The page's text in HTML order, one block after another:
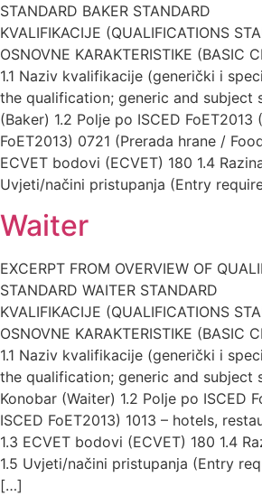
STANDARD BAKER STANDARD
KVALIFIKACIJE (QUALIFICATIONS
OSNOVNE KARAKTERISTIKE (BASIC
1.1 Naziv kvalifikacije (generički i
the qualification; generic and subject
(Baker) 1.2 Polje po ISCED FoET2013
FoET2013) 0721 (Prerada hrane /
ECVET bodovi (ECVET) 180 1.4
Uvjeti/načini pristupanja (Entry
Waiter
EXCERPT FROM OVERVIEW OF
STANDARD WAITER STANDARD
KVALIFIKACIJE (QUALIFICATIONS
OSNOVNE KARAKTERISTIKE (BASIC
1.1 Naziv kvalifikacije (generički i
the qualification; generic and subject
Konobar (Waiter) 1.2 Polje po ISCED
ISCED FoET2013) 1013 – hotels,
1.3 ECVET bodovi (ECVET) 180 1.4
1.5 Uvjeti/načini pristupanja (Entry
[…]